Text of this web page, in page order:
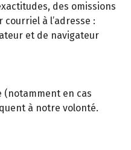
des omissions
à l’adresse :
et de navigateur
(notamment en cas
à notre volonté.